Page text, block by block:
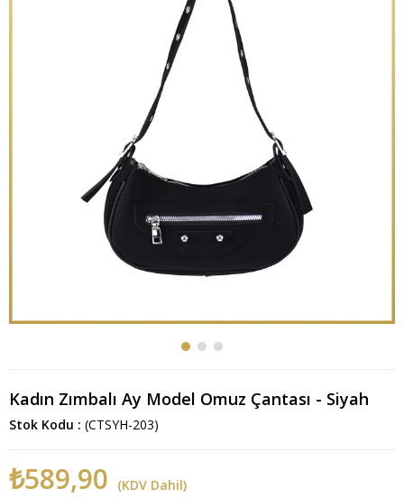
Kadın Zımbalı Ay Model Omuz Çantası - Siyah
Stok Kodu (CTSYH-203)
₺589,90 (KDV Dahil)